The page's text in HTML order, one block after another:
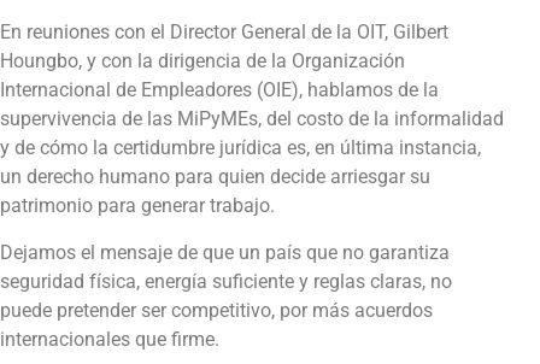
En reuniones con el Director General de la OIT, Gilbert
Houngbo, y con la dirigencia de la Organización
Internacional de Empleadores (OIE), hablamos de la
supervivencia de las MiPyMEs, del costo de la informalidad
y de cómo la certidumbre jurídica es, en última instancia,
un derecho humano para quien decide arriesgar su
patrimonio para generar trabajo.
Dejamos el mensaje de que un país que no garantiza
seguridad física, energía suficiente y reglas claras, no
puede pretender ser competitivo, por más acuerdos
internacionales que firme.